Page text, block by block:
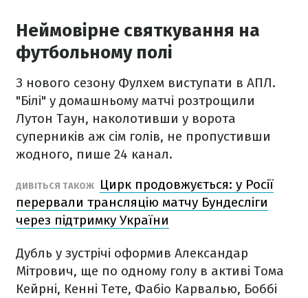
Неймовірне святкування на
футбольному полі
З нового сезону Фулхем виступати в АПЛ.
"Білі" у домашньому матчі розтрощили
Лутон Таун, наколотивши у ворота
суперників аж сім голів, не пропустивши
жодного, пише 24 канал.
ДИВІТЬСЯ ТАКОЖ
Цирк продовжується: у Росії
перервали трансляцію матчу Бундесліги
через підтримку України
Дубль у зустрічі оформив Александар
Мітрович, ще по одному голу в активі Тома
Кейрні, Кенні Тете, Фабіо Карвалью, Боббі